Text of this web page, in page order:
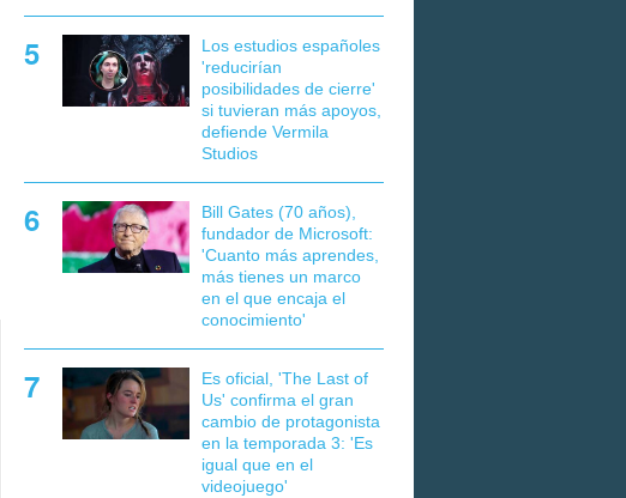
Los estudios españoles
'reducirían
posibilidades de cierre'
si tuvieran más apoyos,
defiende Vermila
Studios
Bill Gates (70 años),
fundador de Microsoft:
'Cuanto más aprendes,
más tienes un marco
en el que encaja el
conocimiento'
Es oficial, 'The Last of
Us' confirma el gran
cambio de protagonista
en la temporada 3: 'Es
igual que en el
videojuego'